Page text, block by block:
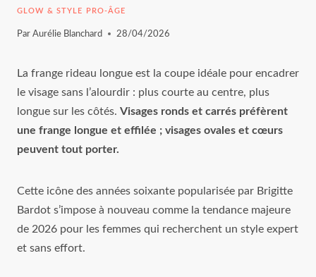
GLOW & STYLE PRO-ÂGE
Par Aurélie Blanchard 28/04/2026
La frange rideau longue est la coupe idéale pour encadrer
le visage sans l’alourdir : plus courte au centre, plus
longue sur les côtés. Visages ronds et carrés préfèrent
une frange longue et effilée ; visages ovales et cœurs
peuvent tout porter.
Cette icône des années soixante popularisée par Brigitte
Bardot s’impose à nouveau comme la tendance majeure
de 2026 pour les femmes qui recherchent un style expert
et sans effort.